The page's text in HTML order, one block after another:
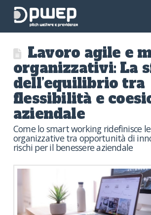
Lavoro agile e
organizzativi: La
dell’equilibrio tra
flessibilità e
aziendale
Come lo smart working ridefinisce
organizzative tra opportunità di
rischi per il benessere aziendale